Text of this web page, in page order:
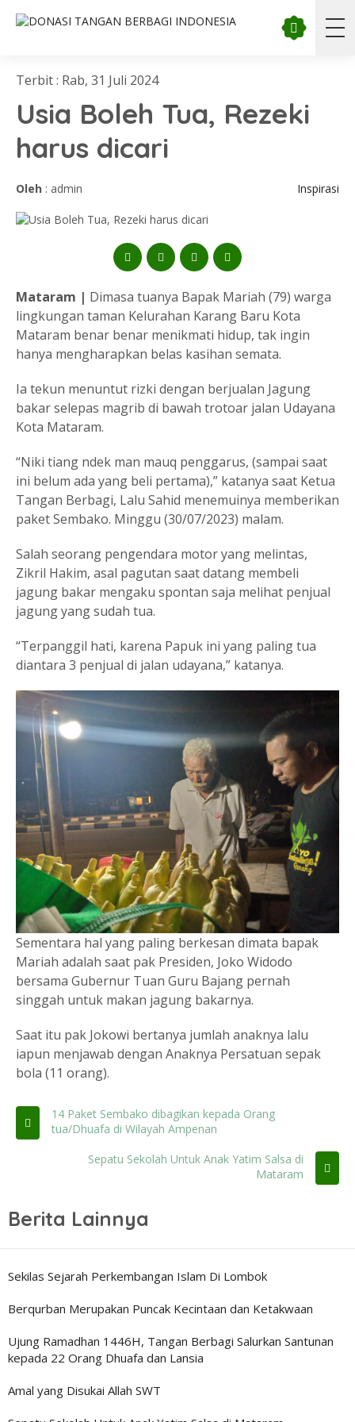
Terbit : Rab, 31 Juli 2024
Usia Boleh Tua, Rezeki
harus dicari
Oleh : admin Inspirasi
Mataram | Dimasa tuanya Bapak Mariah (79) warga
lingkungan taman Kelurahan Karang Baru Kota
Mataram benar benar menikmati hidup, tak ingin
hanya mengharapkan belas kasihan semata.
Ia tekun menuntut rizki dengan berjualan Jagung
bakar selepas magrib di bawah trotoar jalan Udayana
Kota Mataram.
“Niki tiang ndek man mauq penggarus, (sampai saat
ini belum ada yang beli pertama),” katanya saat Ketua
Tangan Berbagi, Lalu Sahid menemuinya memberikan
paket Sembako. Minggu (30/07/2023) malam.
Salah seorang pengendara motor yang melintas,
Zikril Hakim, asal pagutan saat datang membeli
jagung bakar mengaku spontan saja melihat penjual
jagung yang sudah tua.
“Terpanggil hati, karena Papuk ini yang paling tua
diantara 3 penjual di jalan udayana,” katanya.
Sementara hal yang paling berkesan dimata bapak
Mariah adalah saat pak Presiden, Joko Widodo
bersama Gubernur Tuan Guru Bajang pernah
singgah untuk makan jagung bakarnya.
Saat itu pak Jokowi bertanya jumlah anaknya lalu
iapun menjawab dengan Anaknya Persatuan sepak
bola (11 orang).
14 Paket Sembako dibagikan kepada Orang
tua/Dhuafa di Wilayah Ampenan
Sepatu Sekolah Untuk Anak Yatim Salsa di
Mataram
Berita Lainnya
Sekilas Sejarah Perkembangan Islam Di Lombok
Berqurban Merupakan Puncak Kecintaan dan Ketakwaan
Ujung Ramadhan 1446H, Tangan Berbagi Salurkan Santunan
kepada 22 Orang Dhuafa dan Lansia
Amal yang Disukai Allah SWT